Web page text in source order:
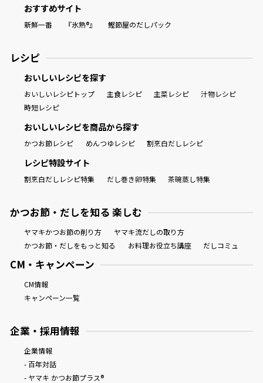
おすすめサイト
新鮮一番 『氷熟®』 鰹節屋のだしパック
レシピ
おいしいレシピを探す
おいしいレシピトップ 主食レシピ 主菜レシピ
汁物レシピ
時短レシピ
おいしいレシピを商品から探す
かつお節レシピ めんつゆレシピ 割烹白だしレシピ
レシピ特設サイト
割烹白だしレシピ特集 だし巻き卵特集 茶碗蒸し特集
かつお節・だしを知る 楽しむ
ヤマキかつお節の削り方
ヤマキ流だしの取り方
かつお節・だしをもっと知る
お料理お役立ち講座 だしコミュ
CM・キャンペーン
CM情報
キャンペーン一覧
企業・採用情報
企業情報
- 百年対話
- ヤマキ かつお節プラス®